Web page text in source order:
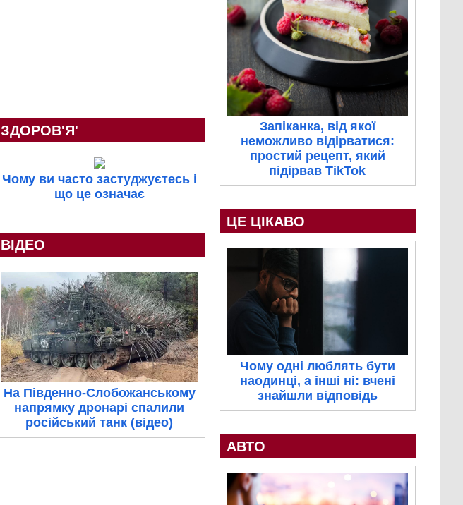
ЗДОРОВ'Я'
Чому ви часто застуджуєтесь і
що це означає
ВІДЕО
На Південно-Слобожанському
напрямку дронарі спалили
російський танк (відео)
Запіканка, від якої
неможливо відірватися:
простий рецепт, який
підірвав TikTok
ЦЕ ЦІКАВО
Чому одні люблять бути
наодинці, а інші ні: вчені
знайшли відповідь
АВТО